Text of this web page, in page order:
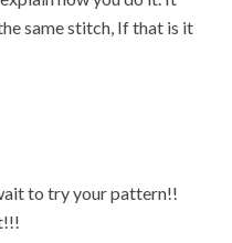
same stitch, If that is it
to try your pattern!!